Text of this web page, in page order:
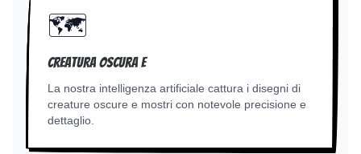
🗺️
Creatura oscura e
La nostra intelligenza artificiale cattura i disegni di
creature oscure e mostri con notevole precisione e
dettaglio.